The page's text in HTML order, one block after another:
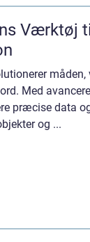
Værktøj
måden,
Med
præcise data
og ...